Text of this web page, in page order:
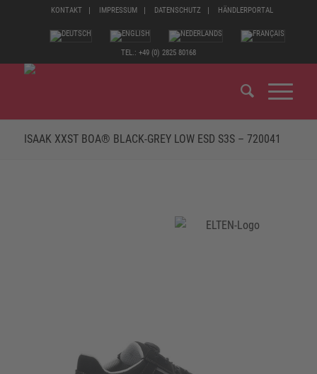
KONTAKT IMPRESSUM DATENSCHUTZ HÄNDLERPORTAL
TEL.: +49 (0) 2825 80168
ISAAK XXST BOA® BLACK-GREY LOW ESD S3S – 720041